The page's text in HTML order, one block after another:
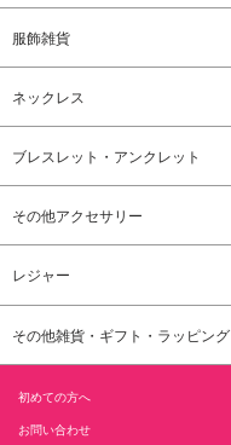
服飾雑貨
ネックレス
ブレスレット・アンクレット
その他アクセサリー
レジャー
その他雑貨・ギフト・ラッピング
初めての方へ
お問い合わせ